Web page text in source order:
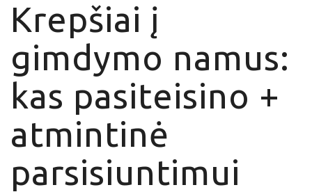
Krepšiai į
gimdymo namus:
kas pasiteisino +
atmintinė
parsisiuntimui